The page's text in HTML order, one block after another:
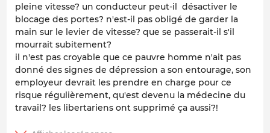
pleine vitesse? un conducteur peut-il désactiver le
blocage des portes? n'est-il pas obligé de garder la
main sur le levier de vitesse? que se passerait-il s'il
mourrait subitement?
il n'est pas croyable que ce pauvre homme n'ait pas
donné des signes de dépression a son entourage, son
employeur devrait les prendre en charge pour ce
risque régulièrement, qu'est devenu la médecine du
travail? les libertariens ont supprimé ça aussi?!